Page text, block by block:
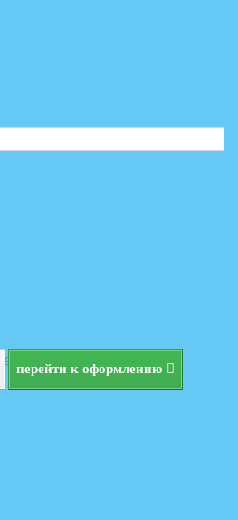
69 62
перейти к оформлению